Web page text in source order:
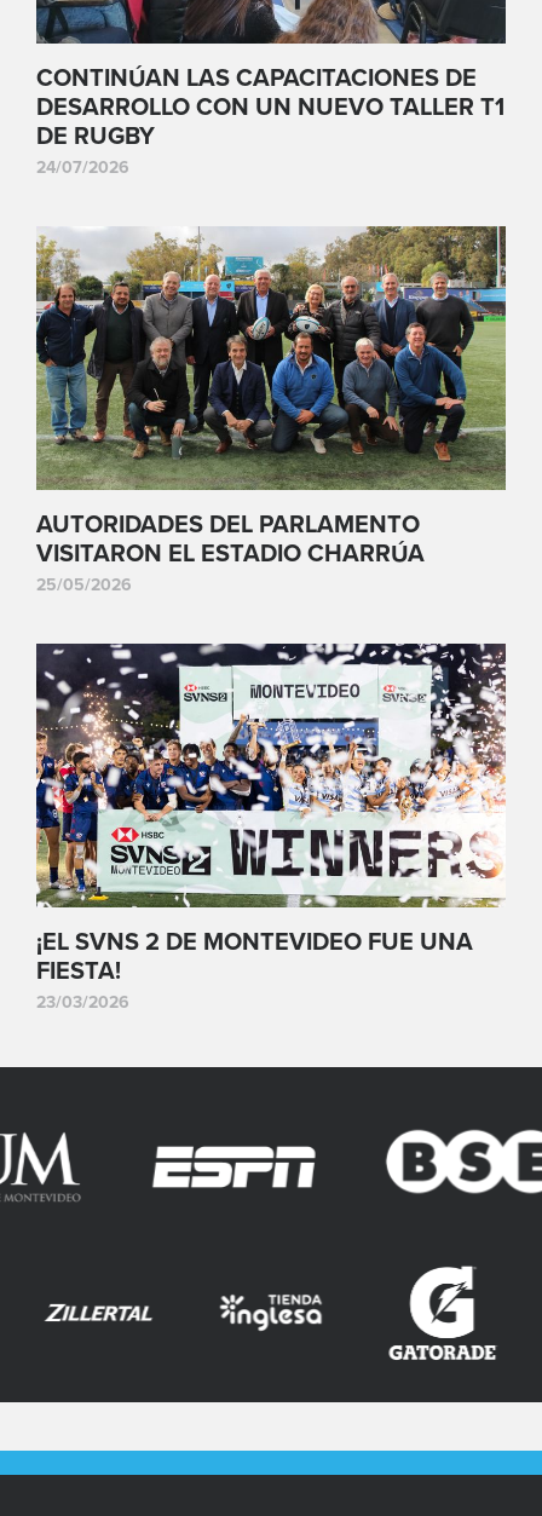
CONTINÚAN LAS CAPACITACIONES DE
DESARROLLO CON UN NUEVO TALLER T1
DE RUGBY
24/07/2026
AUTORIDADES DEL PARLAMENTO
VISITARON EL ESTADIO CHARRÚA
25/05/2026
¡EL SVNS 2 DE MONTEVIDEO FUE UNA
FIESTA!
23/03/2026